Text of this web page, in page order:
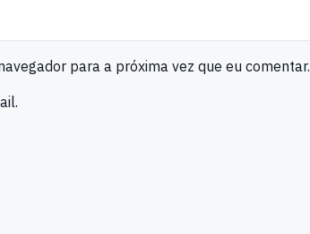
para a próxima vez que eu comentar.